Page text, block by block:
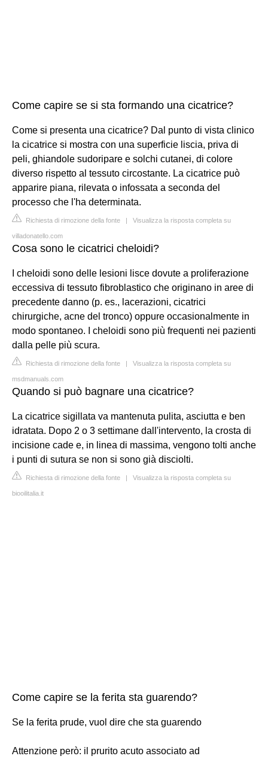
Come capire se si sta formando una cicatrice?
Come si presenta una cicatrice? Dal punto di vista clinico
la cicatrice si mostra con una superficie liscia, priva di
peli, ghiandole sudoripare e solchi cutanei, di colore
diverso rispetto al tessuto circostante. La cicatrice può
apparire piana, rilevata o infossata a seconda del
processo che l'ha determinata.
Richiesta di rimozione della fonte | Visualizza la risposta completa su
villadonatello.com
Cosa sono le cicatrici cheloidi?
I cheloidi sono delle lesioni lisce dovute a proliferazione
eccessiva di tessuto fibroblastico che originano in aree di
precedente danno (p. es., lacerazioni, cicatrici
chirurgiche, acne del tronco) oppure occasionalmente in
modo spontaneo. I cheloidi sono più frequenti nei pazienti
dalla pelle più scura.
Richiesta di rimozione della fonte | Visualizza la risposta completa su
msdmanuals.com
Quando si può bagnare una cicatrice?
La cicatrice sigillata va mantenuta pulita, asciutta e ben
idratata. Dopo 2 o 3 settimane dall'intervento, la crosta di
incisione cade e, in linea di massima, vengono tolti anche
i punti di sutura se non si sono già disciolti.
Richiesta di rimozione della fonte | Visualizza la risposta completa su
biooilitalia.it
Come capire se la ferita sta guarendo?
Se la ferita prude, vuol dire che sta guarendo
Attenzione però: il prurito acuto associato ad